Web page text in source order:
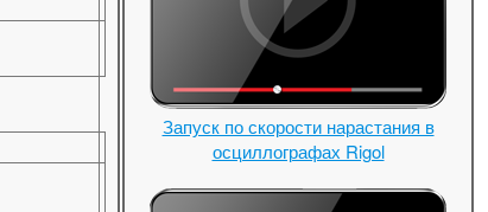
Запуск по скорости нарастания в
осциллографах Rigol